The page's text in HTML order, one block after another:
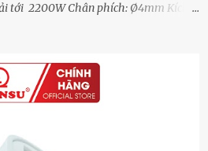
tới 2200W Chân phích: Ø4mm Kích
TCVN 6188-1996, TCVN 6190-1999 và
nổi bật - Đầu nối 3 chạc cho phép cắm
ổ cắm mới rất tiện dụng - Tất cả các
má kẹp tiếp xúc rất tốt với chân phích